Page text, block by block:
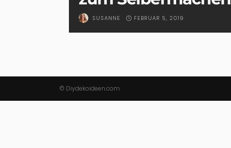
SUSANNE FEBRUAR 5, 2019
© Diydekoideen.com